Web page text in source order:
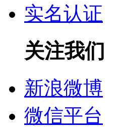
实名认证
关注我们
新浪微博
微信平台